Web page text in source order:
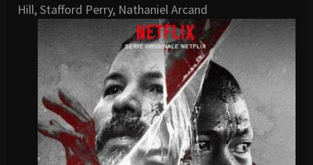
Hill, Stafford Perry, Nathaniel Arcand